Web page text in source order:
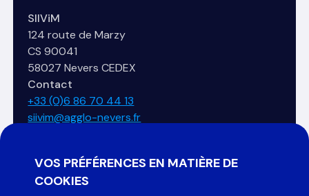
SIIViM
124 route de Marzy
CS 90041
58027 Nevers CEDEX
Contact
+33 (0)6 86 70 44 13
siivim@agglo-nevers.fr
VOS PRÉFÉRENCES EN MATIÈRE DE
COOKIES